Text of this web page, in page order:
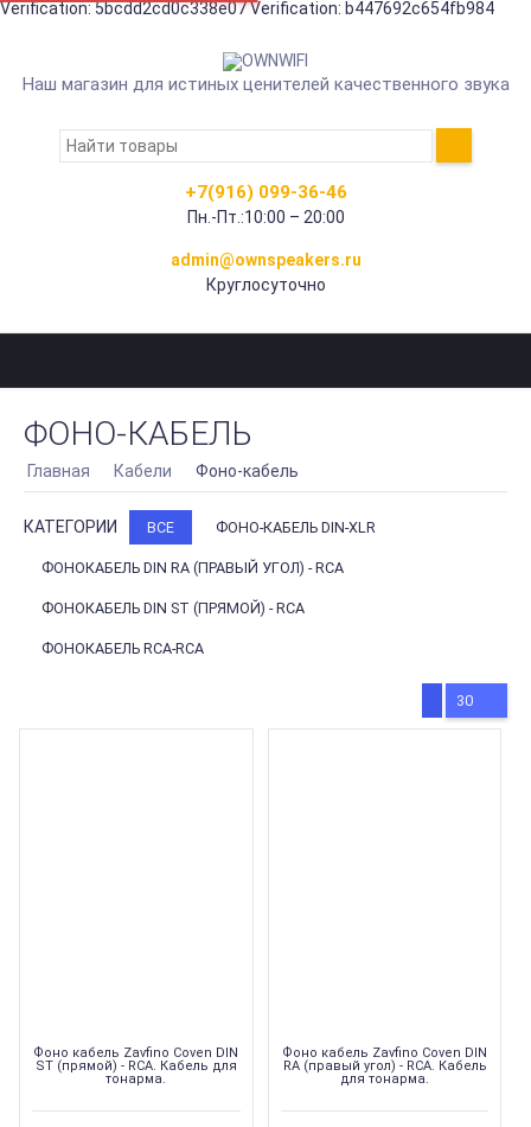
Verification: 5bcdd2cd0c338e07Verification: b447692c654fb984
Наш магазин для истиных ценителей качественного звука
+7(916) 099-36-46
Пн.-Пт.:10:00 – 20:00
admin@ownspeakers.ru
Круглосуточно
ФОНО-КАБЕЛЬ
Главная Кабели Фоно-кабель
КАТЕГОРИИ ВСЕ ФОНО-КАБЕЛЬ DIN-XLR
ФОНОКАБЕЛЬ DIN RA (ПРАВЫЙ УГОЛ) - RCA
ФОНОКАБЕЛЬ DIN ST (ПРЯМОЙ) - RCA
ФОНОКАБЕЛЬ RCA-RCA
30
Фоно кабель Zavfino Coven DIN
ST (прямой) - RCA. Кабель для
тонарма.
Фоно кабель Zavfino Coven DIN
RA (правый угол) - RCA. Кабель
для тонарма.